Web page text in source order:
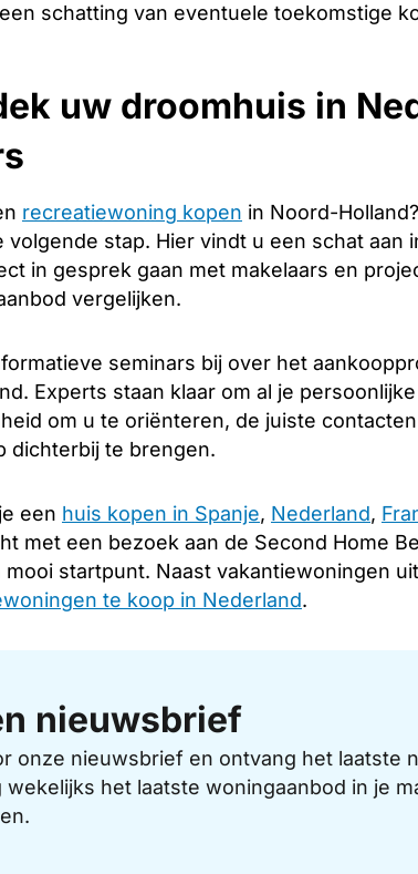
schatting van eventuele toekomstige
uw droomhuis in
recreatiewoning kopen in Noord-
volgende stap. Hier vindt u een schat
in gesprek gaan met makelaars en
vergelijken.
seminars bij over het
Experts staan klaar om al je
om u te oriënteren, de juiste
dichterbij te brengen.
een huis kopen in Spanje, Nederland,
met een bezoek aan de Second Home
mooi startpunt. Naast vakantiewoningen
te koop in Nederland.
nieuwsbrief
onze nieuwsbrief en ontvang het laatste
wekelijks het laatste woningaanbod in je